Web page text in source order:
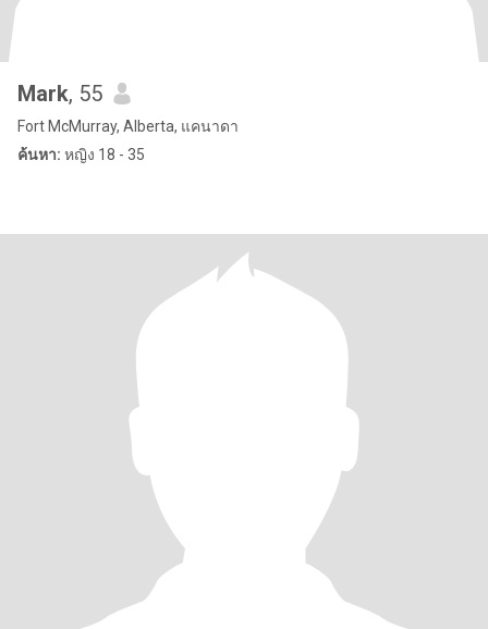
Mark, 55
Fort McMurray, Alberta, แคนาดา
ค้นหา: หญิง 18 - 35